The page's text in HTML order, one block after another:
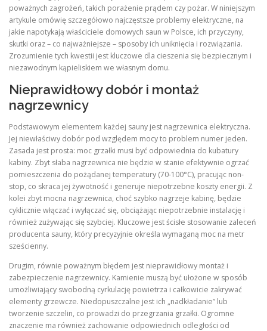
poważnych zagrożeń, takich porażenie prądem czy pożar. W niniejszym
artykule omówię szczegółowo najczęstsze problemy elektryczne, na
jakie napotykają właściciele domowych saun w Polsce, ich przyczyny,
skutki oraz – co najważniejsze – sposoby ich uniknięcia i rozwiązania.
Zrozumienie tych kwestii jest kluczowe dla cieszenia się bezpiecznym i
niezawodnym kąpieliskiem we własnym domu.
Nieprawidłowy dobór i montaż
nagrzewnicy
Podstawowym elementem każdej sauny jest nagrzewnica elektryczna.
Jej niewłaściwy dobór pod względem mocy to problem numer jeden.
Zasada jest prosta: moc grzałki musi być odpowiednia do kubatury
kabiny. Zbyt słaba nagrzewnica nie będzie w stanie efektywnie ogrzać
pomieszczenia do pożądanej temperatury (70-100°C), pracując non-
stop, co skraca jej żywotność i generuje niepotrzebne koszty energii. Z
kolei zbyt mocna nagrzewnica, choć szybko nagrzeje kabinę, będzie
cyklicznie włączać i wyłączać się, obciążając niepotrzebnie instalację i
również zużywając się szybciej. Kluczowe jest ścisłe stosowanie zaleceń
producenta sauny, który precyzyjnie określa wymaganą moc na metr
sześcienny.
Drugim, równie poważnym błędem jest nieprawidłowy montaż i
zabezpieczenie nagrzewnicy. Kamienie muszą być ułożone w sposób
umożliwiający swobodną cyrkulację powietrza i całkowicie zakrywać
elementy grzewcze. Niedopuszczalne jest ich „nadkładanie” lub
tworzenie szczelin, co prowadzi do przegrzania grzałki. Ogromne
znaczenie ma również zachowanie odpowiednich odległości od